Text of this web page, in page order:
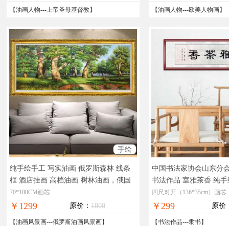
【油画人物---上帝圣母基督教】 【油画人物---欧美人物画】
手绘
纯手绘手工 写实油画 俄罗斯森林 线条
框 酒店挂画 高档油画 树林油画，俄国
油画，俄罗斯油画风景，在线支付，全
国免邮
70*180CM画芯
￥1299 原价： 1800
【油画风景画---俄罗斯油画风景画】
中国书法家协会山东分
书法作品 室雅茶香 纯
物拍摄，现货图片，在
邮
四尺对开（136*35cm）画芯
￥299 原价
【书法作品---隶书】